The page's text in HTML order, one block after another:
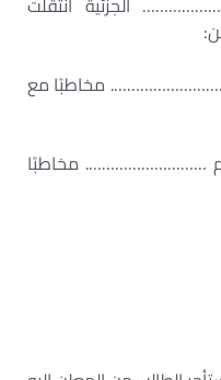
مخاطبًا مع
………………………. مخاطبًا